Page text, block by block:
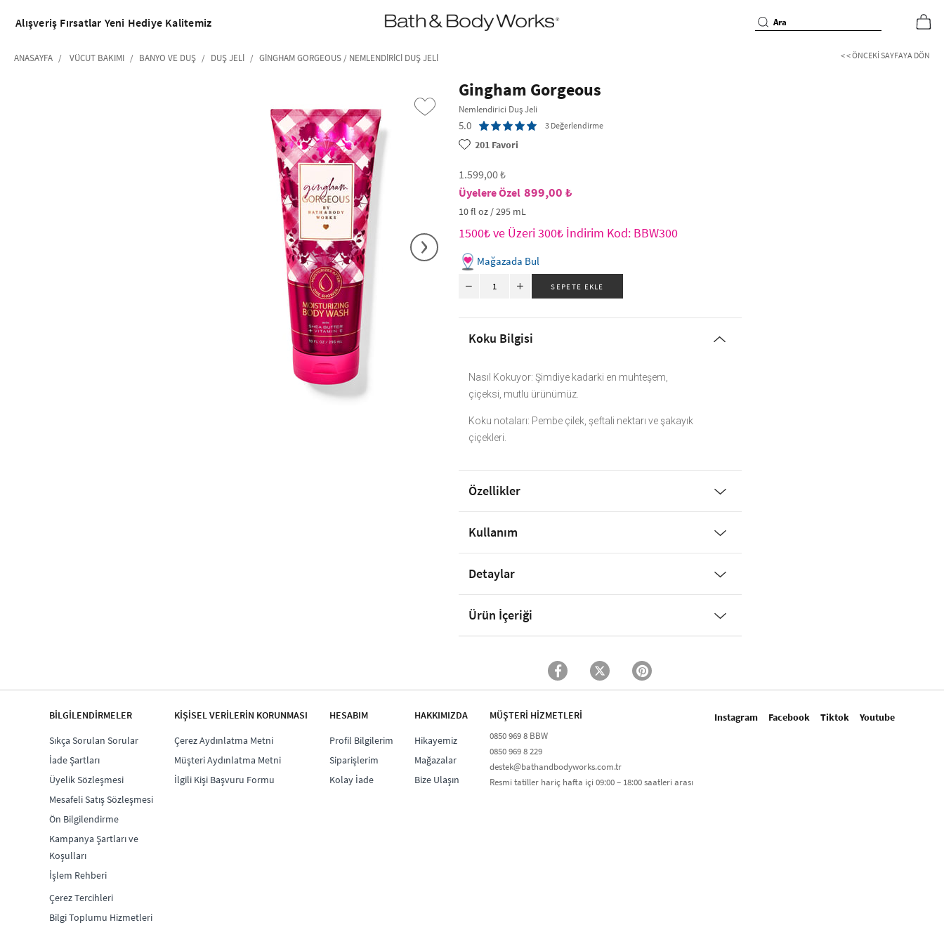
•2200₺ ve Üzeri Kargo Ücretsiz!•
*Promosyon Detayları
Alışveriş Fırsatlar Yeni Hediye Kalitemiz
ANASAYFA VÜCUT BAKIMI BANYO VE DUŞ DUŞ JELI GINGHAM GORGEOUS / NEMLENDIRICI DUŞ JELI < < ÖNCEKI SAYFAYA DÖN
›
Gingham Gorgeous
Nemlendirici Duş Jeli
5.0 3 Değerlendirme
201 Favori
1.599,00 ₺
899,00 ₺
10 fl oz / 295 mL
1500₺ ve Üzeri 300₺ İndirim Kod: BBW300
Mağazada Bul
Koku Bilgisi
Nasıl Kokuyor: Şimdiye kadarki en muhteşem,
çiçeksi, mutlu ürünümüz.
Koku notaları: Pembe çilek, şeftali nektarı ve şakayık
çiçekleri.
Özellikler
Kullanım
Detaylar
Ürün İçeriği
Instagram Facebook Tiktok Youtube
BİLGİLENDİRMELER
Sıkça Sorulan Sorular
İade Şartları
Üyelik Sözleşmesi
Mesafeli Satış Sözleşmesi
Ön Bilgilendirme
Kampanya Şartları ve
Koşulları
İşlem Rehberi
Çerez Tercihleri
Bilgi Toplumu Hizmetleri
KİŞİSEL VERİLERİN KORUNMASI
Çerez Aydınlatma Metni
Müşteri Aydınlatma Metni
İlgili Kişi Başvuru Formu
HESABIM
Profil Bilgilerim
Siparişlerim
Kolay İade
HAKKIMIZDA
Hikayemiz
Mağazalar
Bize Ulaşın
MÜŞTERİ HİZMETLERİ​
0850 969 8 BBW​
0850 969 8 229​​
destek@bathandbodyworks.com.tr
Resmi tatiller hariç hafta içi 09:00 – 18:00 saatleri arası​